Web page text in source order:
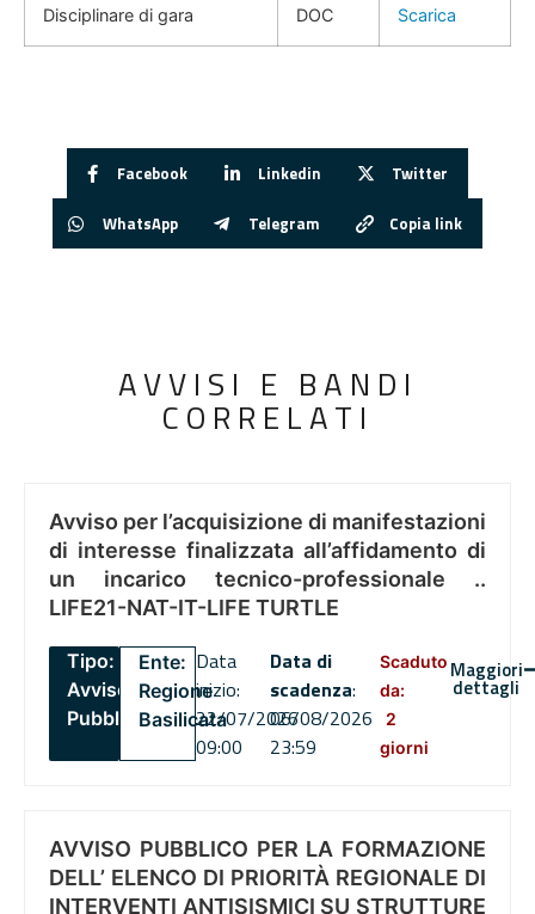
Disciplinare di gara DOC Scarica
Facebook Linkedin Twitter
WhatsApp Telegram Copia link
AVVISI E BANDI
CORRELATI
Avviso per l’acquisizione di manifestazioni
di interesse finalizzata all’affidamento di
un incarico tecnico-professionale ..
LIFE21-NAT-IT-LIFE TURTLE
Tipo:
Avviso
Pubblico
Ente:
Regione
Basilicata
Data
inizio:
22/07/2026
09:00
Data di
scadenza:
06/08/2026
23:59
Scaduto
da:
2
giorni
Maggiori
dettagli
AVVISO PUBBLICO PER LA FORMAZIONE
DELL’ ELENCO DI PRIORITÀ REGIONALE DI
INTERVENTI ANTISISMICI SU STRUTTURE